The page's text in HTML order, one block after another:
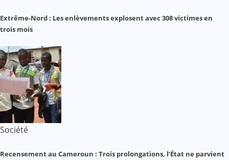
Extrême-Nord : Les enlèvements explosent avec 308 victimes en
trois mois
Société
Recensement au Cameroun : Trois prolongations, l’État ne parvient